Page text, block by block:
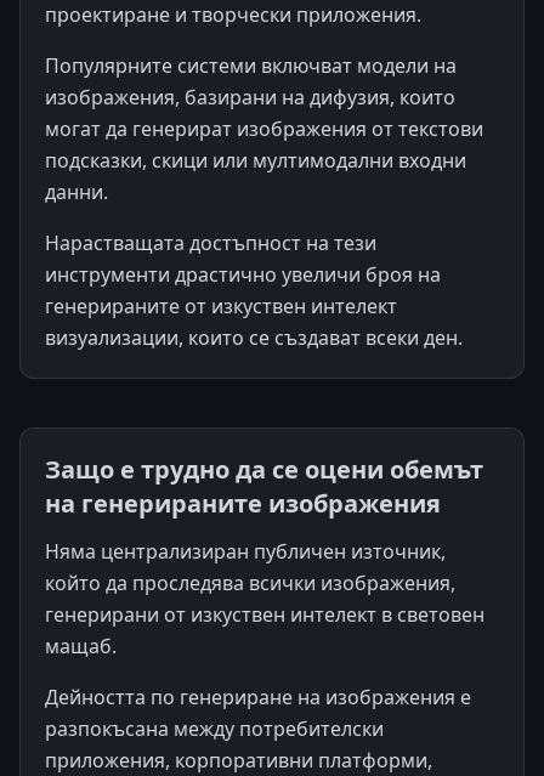
проектиране и творчески приложения.
Популярните системи включват модели на
изображения, базирани на дифузия, които
могат да генерират изображения от текстови
подсказки, скици или мултимодални входни
данни.
Нарастващата достъпност на тези
инструменти драстично увеличи броя на
генерираните от изкуствен интелект
визуализации, които се създават всеки ден.
Защо е трудно да се оцени обемът
на генерираните изображения
Няма централизиран публичен източник,
който да проследява всички изображения,
генерирани от изкуствен интелект в световен
мащаб.
Дейността по генериране на изображения е
разпокъсана между потребителски
приложения, корпоративни платформи,